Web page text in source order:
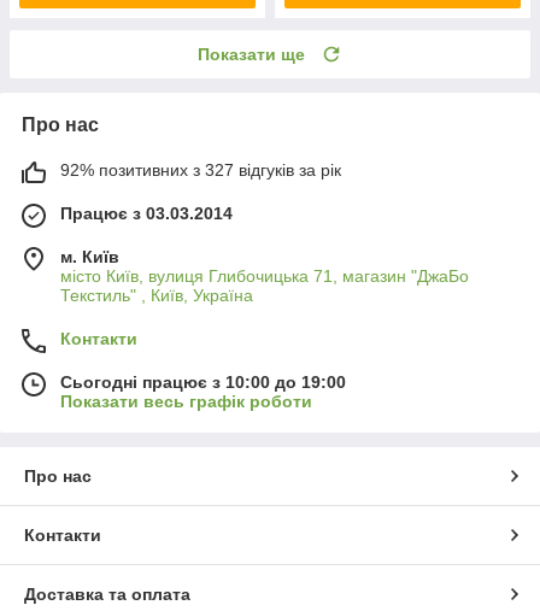
Показати ще
Про нас
92% позитивних з 327 відгуків за рік
Працює з 03.03.2014
м. Київ
місто Київ, вулиця Глибочицька 71, магазин "ДжаБо
Текстиль" , Київ, Україна
Контакти
Сьогодні працює з 10:00 до 19:00
Показати весь графік роботи
Про нас
Контакти
Доставка та оплата